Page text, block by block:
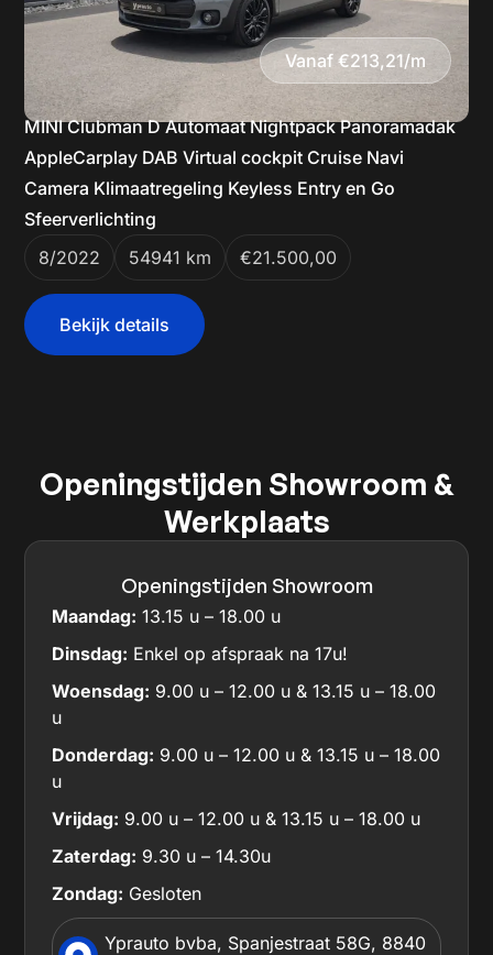
Vanaf €213,21/m
MINI Clubman D Automaat Nightpack Panoramadak
AppleCarplay DAB Virtual cockpit Cruise Navi
Camera Klimaatregeling Keyless Entry en Go
Sfeerverlichting
8/2022
54941 km €21.500,00
Bekijk details
Openingstijden Showroom &
Werkplaats
Openingstijden Showroom
Maandag: 13.15 u – 18.00 u
Dinsdag: Enkel op afspraak na 17u!
Woensdag: 9.00 u – 12.00 u & 13.15 u – 18.00
u
Donderdag: 9.00 u – 12.00 u & 13.15 u – 18.00
u
Vrijdag: 9.00 u – 12.00 u & 13.15 u – 18.00 u
Zaterdag: 9.30 u – 14.30u
Zondag: Gesloten
Yprauto bvba, Spanjestraat 58G, 8840